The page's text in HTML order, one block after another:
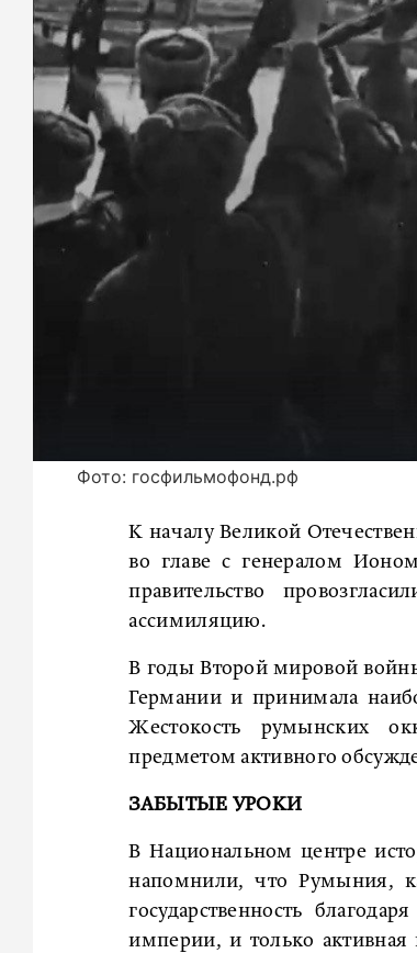
Фото: госфильмофонд.рф
К началу Великой
во главе с генералом
правительство
ассимиляцию.
В годы Второй мировой
Германии и принимала
Жестокость румынских
предметом активного
ЗАБЫТЫЕ УРОКИ
В Национальном центре
напомнили, что Румыния,
государственность
империи, и только